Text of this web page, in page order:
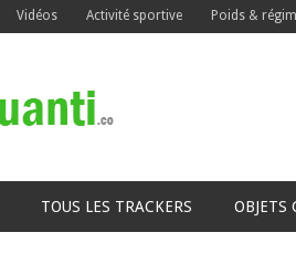
Vidéos Activité sportive Poids &
TOUS LES TRACKERS OBJETS